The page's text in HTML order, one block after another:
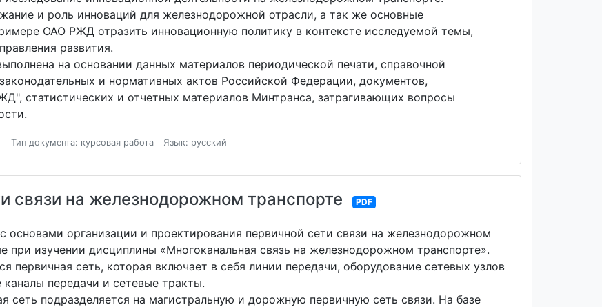
и роль инноваций для железнодорожной отрасли, а так же основные
ОАО РЖД отразить инновационную политику в контексте исследуемой темы,
развития.
на основании данных материалов периодической печати, справочной
и нормативных актов Российской Федерации, документов,
статистических и отчетных материалов Минтранса, затрагивающих вопросы
Тип документа: курсовая работа Язык: русский
связи на железнодорожном транспорте PDF
основами организации и проектирования первичной сети связи на железнодорожном
при изучении дисциплины «Многоканальная связь на железнодорожном транспорте».
первичная сеть, которая включает в себя линии передачи, оборудование сетевых узлов
передачи и сетевые тракты.
сеть подразделяется на магистральную и дорожную первичную сеть связи. На базе